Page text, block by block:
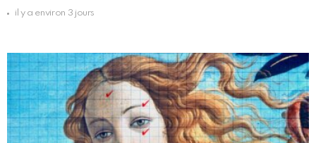
il y a environ 3 jours